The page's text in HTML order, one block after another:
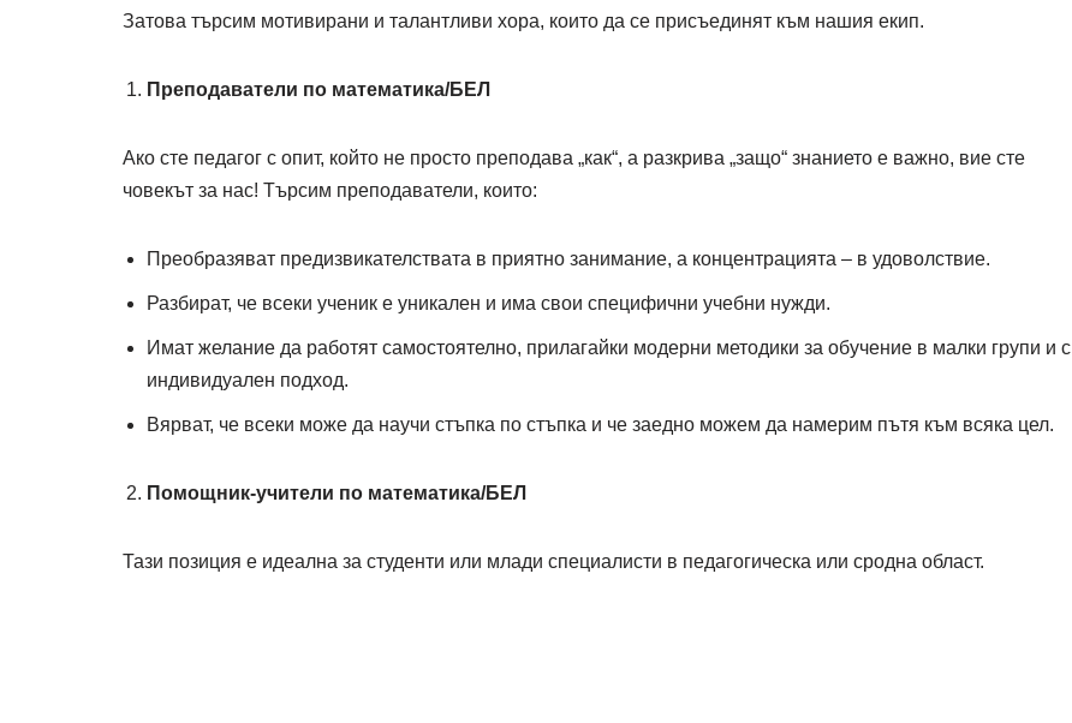
Затова търсим мотивирани и талантливи хора, които да се присъединят към нашия екип.
Преподаватели по математика/БЕЛ
Ако сте педагог с опит, който не просто преподава „как“, а разкрива „защо“ знанието е важно, вие сте
човекът за нас! Търсим преподаватели, които:
Преобразяват предизвикателствата в приятно занимание, а концентрацията – в удоволствие.
Разбират, че всеки ученик е уникален и има свои специфични учебни нужди.
Имат желание да работят самостоятелно, прилагайки модерни методики за обучение в малки групи и с
индивидуален подход.
Вярват, че всеки може да научи стъпка по стъпка и че заедно можем да намерим пътя към всяка цел.
Помощник-учители по математика/БЕЛ
Тази позиция е идеална за студенти или млади специалисти в педагогическа или сродна област.